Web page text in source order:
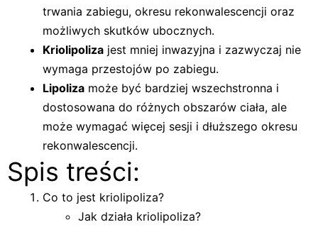
trwania zabiegu, okresu rekonwalescencji oraz
możliwych skutków ubocznych.
Kriolipoliza jest mniej inwazyjna i zazwyczaj nie
wymaga przestojów po zabiegu.
Lipoliza może być bardziej wszechstronna i
dostosowana do różnych obszarów ciała, ale
może wymagać więcej sesji i dłuższego okresu
rekonwalescencji.
Spis treści:
Co to jest kriolipoliza?
Jak działa kriolipoliza?